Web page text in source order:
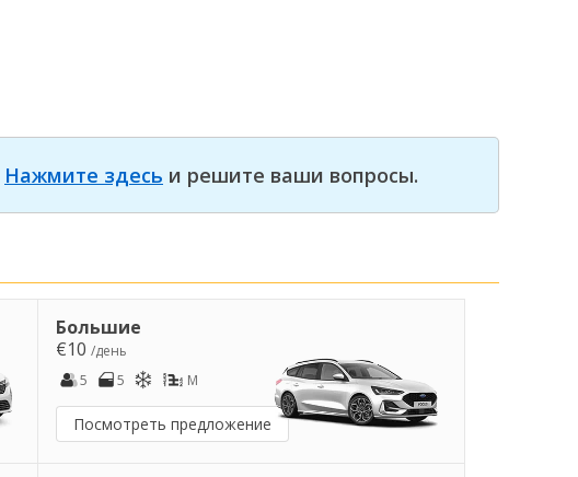
Нажмите здесь и решите ваши вопросы.
Большие
€10 /день
5
5 M
Посмотреть предложение